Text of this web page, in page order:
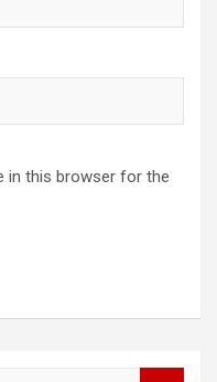
in this browser for the